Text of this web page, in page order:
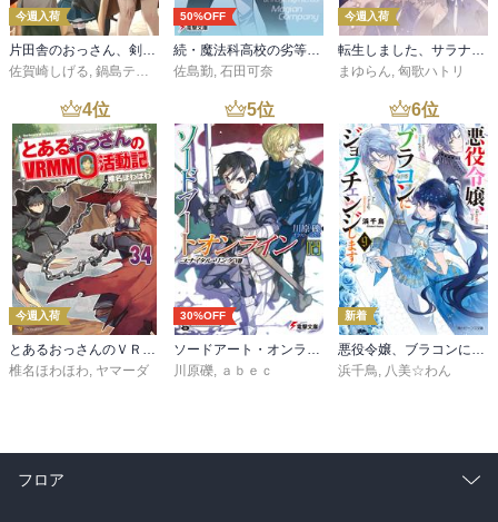
今週入荷
佐賀崎しげる 鍋島テツヒロ
50%OFF
佐島勤 石田可奈
今週入荷
まゆらん 匈歌ハトリ
4位
今週入荷
とあるおっさんのＶＲＭＭＯ活動記34
椎名ほわほわ, ヤマーダ
5位
30%OFF
ソードアート・オンライン29 ユナイタル・リングVIII
川原礫, ａｂｅｃ
6位
新着
悪役令嬢、ブラコンにジョブチェンジします９【電子特典付き】
浜千鳥, 八美☆わん
フロア